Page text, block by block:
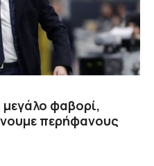
μεγάλο φαβορί,
περήφανους